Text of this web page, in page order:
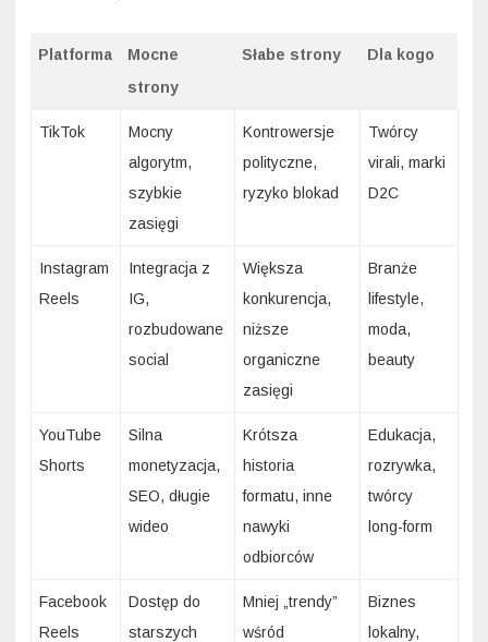
Platforma
Mocne
strony
Słabe strony Dla kogo
TikTok
Mocny
algorytm,
szybkie
zasięgi
Kontrowersje
polityczne,
ryzyko blokad
Twórcy
virali, marki
D2C
Instagram
Reels
Integracja z
IG,
rozbudowane
social
Większa
konkurencja,
niższe
organiczne
zasięgi
Branże
lifestyle,
moda,
beauty
YouTube
Shorts
Silna
monetyzacja,
SEO, długie
wideo
Krótsza
historia
formatu, inne
nawyki
odbiorców
Edukacja,
rozrywka,
twórcy
long-form
Facebook
Reels
Dostęp do
starszych
Mniej „trendy”
wśród
Biznes
lokalny,